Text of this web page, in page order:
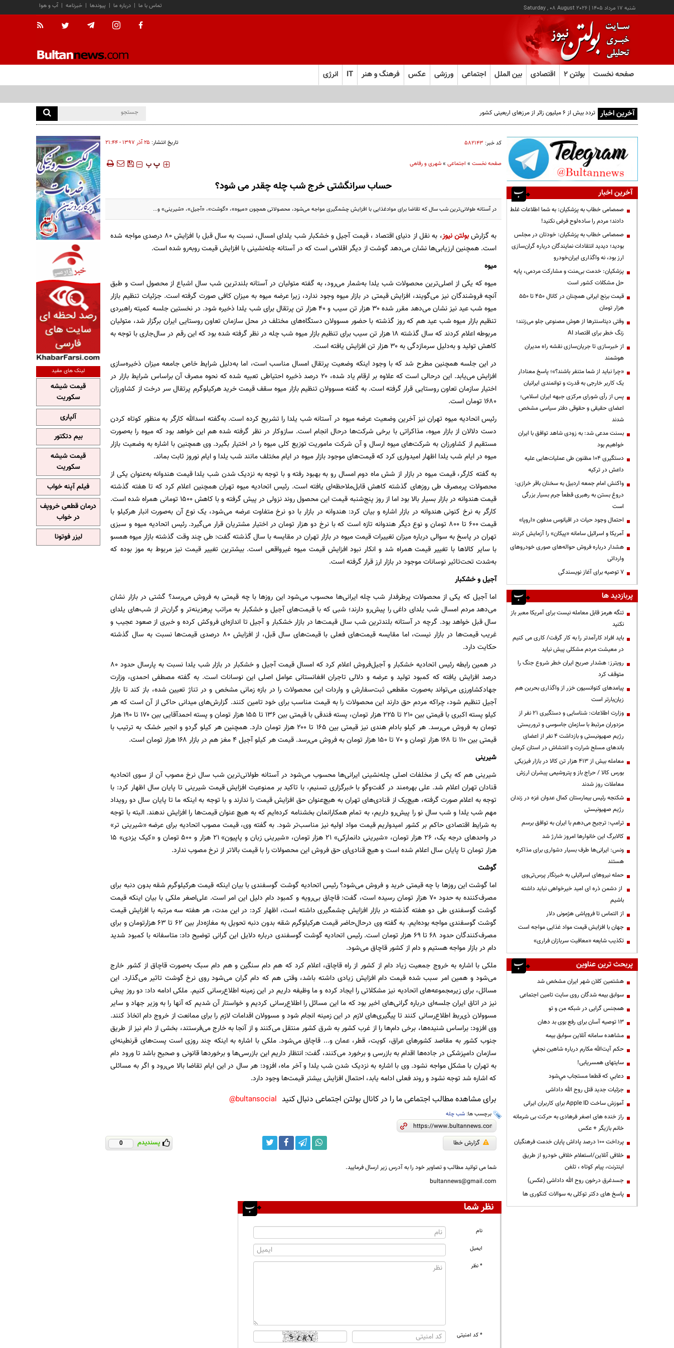
شنبه ۱۷ مرداد ۱۴۰۵ |
Saturday , 08 August 2026 آب و هوا | خبرنامه | پیوندها | درباره ما | تماس با ما
صفحه نخست بولتن ۲ اقتصادی بین الملل اجتماعی ورزشی عکس فرهنگ و هنر IT انرژی
آخرین اخبار تردد بیش از ۶ میلیون زائر از مرزهای اربعینی کشور
کد خبر: ۵۸۲۱۴۳ تاریخ انتشار: ۲۵ آذر ۱۳۹۷ - ۲۱:۴۴
صفحه نخست» اجتماعی»شهری و رفاهی ‍‍‍ پ پ
حساب سرانگشتی خرج شب چله چقدر می شود؟
در آستانه طولانی‌ترین شب سال که تقاضا برای موادغذایی با افزایش چشمگیری مواجه می‌شود، محصولاتی همچون «میوه»، «گوشت»، «آجیل»، «شیرینی» و...
به گزارشبولتن نیوز
، به نقل از دنیای اقتصاد ، قیمت آجیل و خشکبار شب یلدای امسال، نسبت به سال قبل با افزایش ۸۰ درصدی مواجه شده
است. همچنین ارزیابی‌ها نشان می‌دهد گوشت از دیگر اقلامی است که در آستانه چله‌نشینی با افزایش قیمت‌ روبه‌رو شده است.
میوه
میوه که یکی از اصلی‌ترین محصولات شب یلدا به‌شمار می‌رود، به گفته متولیان در آستانه بلندترین شب سال اشباع از محصول است و طبق
آنچه فروشندگان نیز می‌گویند، افزایش قیمتی در بازار میوه وجود ندارد، زیرا عرضه میوه به میزان کافی صورت گرفته است. جزئیات تنظیم بازار
میوه شب عید نیز نشان می‌دهد مقرر شده ۳۰ هزار تن سیب و ۴۰ هزار تن پرتقال برای شب یلدا ذخیره شود. در نخستین جلسه کمیته راهبردی
تنظیم بازار میوه شب عید هم که روز گذشته با حضور مسوولان دستگاه‌های مختلف در محل سازمان تعاون روستایی ایران برگزار شد، متولیان
مربوطه اعلام کردند که سال گذشته ۱۸ هزار تن سیب برای تنظیم بازار میوه شب چله در نظر گرفته شده بود که این رقم در سال‌جاری با توجه به
کاهش تولید و به‌دلیل سرمازدگی به ۳۰ هزار تن افزایش یافته است.
در این جلسه همچنین مطرح شد که با وجود اینکه وضعیت پرتقال امسال مناسب است، اما به‌دلیل شرایط خاص جامعه میزان ذخیره‌سازی
افزایش می‌یابد. این درحالی است که علاوه بر ارقام یاد شده، ۲۰ درصد ذخیره احتیاطی تعبیه شده که نحوه مصرف آن براساس شرایط بازار در
اختیار سازمان تعاون روستایی قرار گرفته است. به گفته مسوولان تنظیم بازار میوه سقف قیمت خرید هرکیلوگرم پرتقال سر درخت از کشاورزان
۱۶۸۰ تومان است.
رئیس اتحادیه میوه تهران نیز آخرین وضعیت عرضه میوه در آستانه شب یلدا را تشریح کرده است. به‌گفته اسدالله کارگر به منظور کوتاه کردن
دست دلالان از بازار میوه، مذاکراتی با برخی شرکت‌ها درحال انجام است. سازوکار در نظر گرفته شده هم این خواهد بود که میوه را به‌صورت
مستقیم از کشاورزان به شرکت‌های میوه ارسال و آن شرکت ماموریت توزیع کلی میوه را در اختیار بگیرد. وی همچنین با اشاره به وضعیت بازار
میوه در ایام شب یلدا اظهار امیدواری کرد که قیمت‌های موجود بازار میوه در ایام مختلف مانند شب یلدا و ایام نوروز ثابت بماند.
به‌ گفته کارگر، قیمت میوه در بازار از شش ماه دوم امسال رو به بهبود رفته و با توجه به نزدیک شدن شب یلدا قیمت هندوانه به‌عنوان یکی از
محصولات پرمصرف طی روزهای گذشته کاهش قابل‌ملاحظه‌ای یافته است. رئیس اتحادیه میوه تهران همچنین اعلام کرد که تا هفته گذشته
قیمت هندوانه در بازار بسیار بالا بود اما از روز پنج‌شنبه قیمت این محصول روند نزولی در پیش گرفته و با کاهش ۱۵۰۰ تومانی همراه شده است.
کارگر به نرخ کنونی هندوانه در بازار اشاره و بیان کرد: هندوانه در بازار با دو نرخ متفاوت عرضه می‌شود، یک نوع آن به‌صورت انبار هرکیلو با
قیمت ۶۰۰ تا ۸۰۰ تومان و نوع دیگر هندوانه تازه است که با نرخ دو هزار تومان در اختیار مشتریان قرار می‌گیرد. رئیس اتحادیه میوه و سبزی
تهران در پاسخ به سوالی درباره میزان تغییرات قیمت میوه در بازار تهران در مقایسه با سال گذشته گفت: طی چند وقت گذشته بازار میوه همسو
با سایر کالاها با تغییر قیمت همراه شد و انکار نبود افزایش قیمت میوه غیرواقعی است. بیشترین تغییر قیمت نیز مربوط به موز بوده که
به‌شدت تحت‌تاثیر نوسانات موجود در بازار ارز قرار گرفته است.
آجیل و خشکبار
اما آجیل که یکی از محصولات پرطرفدار شب چله ایرانی‌ها محسوب می‌شود این روزها با چه قیمتی به فروش می‌رسد؟ گشتی در بازار نشان
می‌دهد مردم امسال شب یلدای داغی را پیش‌رو دارند؛ شبی که با قیمت‌های آجیل و خشکبار به مراتب پرهزینه‌تر و گران‌تر از شب‌های یلدای
سال قبل خواهد بود. گرچه در آستانه بلندترین شب سال قیمت‌ها در بازار خشکبار و آجیل تا اندازه‌ای فروکش کرده و خبری از صعود عجیب و
غریب قیمت‌ها در بازار نیست، اما مقایسه قیمت‌های فعلی با قیمت‌های سال قبل، از افزایش ۸۰ درصدی قیمت‌ها نسبت به سال گذشته
حکایت دارد.
در همین رابطه رئیس اتحادیه خشکبار و آجیل‌فروش اعلام کرد که امسال قیمت آجیل و خشکبار در بازار شب یلدا نسبت به پارسال حدود ۸۰
درصد افزایش یافته که کمبود تولید و عرضه و دلالی تاجران افغانستانی عوامل اصلی این نوسانات است. به گفته مصطفی احمدی، وزارت
جهادکشاورزی می‌تواند به‌صورت مقطعی ثبت‌سفارش و واردات این محصولات را در بازه زمانی مشخص و در تناژ تعیین شده، باز کند تا بازار
آجیل تنظیم شود، چراکه مردم حق دارند این محصولات را به قیمت مناسب برای خود تامین کنند. گزارش‌های میدانی حاکی از آن است که هر
کیلو پسته اکبری با قیمتی بین ۲۱۰ تا ۲۲۵ هزار تومان، پسته فندقی با قیمتی بین ۱۳۶ تا ۱۵۵ هزار تومان و پسته احمدآقایی بین ۱۷۰ تا ۱۹۰ هزار
تومان به فروش می‌رسد. هر کیلو بادام هندی نیز قیمتی بین ۱۶۵ تا ۲۰۰ هزار تومان دارد. همچنین هر کیلو گردو و انجیر خشک به ترتیب با
قیمتی بین ۱۱۰ تا ۱۶۸ هزار تومان و ۷۰ تا ۱۵۰ هزار تومان به فروش می‌رسد. قیمت هر کیلو آجیل ۴ مغز هم در بازار ۱۶۸ هزار تومان است.
شیرینی
شیرینی هم که یکی از مخلفات اصلی چله‌نشینی ایرانی‌ها محسوب می‌شود در آستانه طولانی‌ترین شب سال نرخ مصوب آن از سوی اتحادیه
قنادان تهران اعلام شد. علی بهره‌مند در گفت‌وگو با خبرگزاری تسنیم، با تاکید بر ممنوعیت افزایش قیمت شیرینی تا پایان سال اظهار کرد: با
توجه به اعلام صورت گرفته، هیچ‌یک از قنادی‌های تهران به هیچ‌عنوان حق افزایش قیمت را ندارند و با توجه به اینکه ما تا پایان سال دو رویداد
مهم شب یلدا و شب سال نو را پیش‌رو داریم، به تمام همکارانمان بخشنامه کرده‌ایم که به هیچ عنوان قیمت‌ها را افزایش ندهند. البته با توجه
به شرایط اقتصادی حاکم بر کشور امیدواریم قیمت مواد اولیه نیز مناسب‌تر شود. به گفته وی، قیمت مصوب اتحادیه برای عرضه «شیرینی تر»
در واحدهای درجه یک، ۲۶ هزار تومان، «شیرینی دانمارکی» ۲۱ هزار تومان، «شیرینی زبان و پاپیون» ۲۱ هزار و ۵۰۰ تومان و «کیک یزدی» ۱۵
هزار تومان تا پایان سال اعلام شده است و هیچ قنادی‌ای حق فروش این محصولات را با قیمت بالاتر از نرخ مصوب ندارد.
گوشت
اما گوشت این روزها با چه قیمتی خرید و فروش می‌شود؟ رئیس اتحادیه گوشت گوسفندی با بیان اینکه قیمت هرکیلوگرم شقه بدون دنبه برای
مصرف‌کننده به حدود ۷۰ هزار تومان رسیده است، گفت: قاچاق بی‌رویه و کمبود دام دلیل این امر است. علی‌اصغر ملکی با بیان اینکه قیمت
گوشت گوسفندی طی دو هفته گذشته در بازار افزایش چشمگیری داشته است، اظهار کرد: در این مدت، هر هفته سه مرتبه با افزایش قیمت
گوشت گوسفندی مواجه بوده‌ایم. به‌ گفته وی درحال‌حاضر قیمت هرکیلوگرم شقه بدون دنبه تحویل به مغازه‌دار بین ۶۲ تا ۶۳ هزارتومان و برای
مصرف‌کنندگان حدود ۶۸ تا ۶۹ هزار تومان است. رئیس اتحادیه گوشت گوسفندی درباره دلایل این گرانی توضیح داد: متاسفانه با کمبود شدید
دام در بازار مواجه هستیم و دام از کشور قاچاق می‌شود.
ملکی با اشاره به خروج جمعیت زیاد دام از کشور از راه قاچاق، اعلام کرد که هم دام سنگین و هم دام سبک به‌صورت قاچاق از کشور خارج
می‌شود و همین امر سبب شده قیمت دام افزایش زیادی داشته باشد، وقتی هم که دام گران می‌شود روی نرخ گوشت تاثیر می‌گذارد. این
مسائل، برای زیرمجموعه‌های اتحادیه نیز مشکلاتی را ایجاد کرده و ما وظیفه داریم در این زمینه اطلاع‌رسانی کنیم. ملکی ادامه داد: دو روز پیش
نیز در اتاق ایران جلسه‌ای درباره گرانی‌های اخیر بود که ما این مسائل را اطلاع‌رسانی کردیم و خواستار آن شدیم که آنها را به وزیر جهاد و سایر
مسوولان ذی‌ربط اطلاع‌رسانی کنند تا پیگیری‌های لازم در این زمینه انجام شود و مسوولان اقدامات لازم را برای ممانعت از خروج دام اتخاذ کنند.
وی افزود: براساس شنیده‌ها، برخی دام‌ها را از غرب کشور به شرق کشور منتقل می‌کنند و از آنجا به خارج می‌فرستند، بخشی از دام نیز از طریق
جنوب کشور به مقاصد کشورهای عراق، کویت، قطر، عمان و... قاچاق می‌شود. ملکی با اشاره به اینکه چند روزی است پست‌های قرنطینه‌ای
سازمان دامپزشکی در جاده‌ها اقدام به بازرسی و برخورد می‌کنند، گفت: انتظار داریم این بازرسی‌ها و برخوردها قانونی و صحیح باشد تا ورود دام
به تهران با مشکل مواجه نشود. وی با اشاره به نزدیک شدن شب یلدا و آخر ماه، افزود: هر سال در این ایام تقاضا بالا می‌رود و اگر به مسائلی
که اشاره شد توجه نشود و روند فعلی ادامه یابد، احتمال افزایش بیشتر قیمت‌ها وجود دارد.
برای مشاهده مطالب اجتماعی ما را در کانال بولتن اجتماعی دنبال کنید bultansocial@
برچسب ها: شب چله
گزارش خطا پسندیدم 0
شما می توانید مطالب و تصاویر خود را به آدرس زیر ارسال فرمایید.
bultannews@gmail.com
نظر شما
نام
ایمیل
* نظر
* کد امنیتی
آخرین اخبار
صمصامی خطاب به پزشکیان: به شما اطلاعات غلط
دادند؛ مردم را ساده‌لوح فرض نکنید!
صمصامی خطاب به پزشکیان: خودتان در مجلس
بودید؛ دیدید انتقادات نمایندگان درباره گران‌سازی
ارز بود، نه واگذاری ایران‌خودرو
پزشکیان: خدمت بی‌منت و مشارکت مردمی، پایه
حل مشکلات کشور است
قیمت‌ برنج ایرانی همچنان در کانال ۴۵۰ تا ۵۵۰
هزار تومان
وقتی دیتاسنترها از هوش مصنوعی جلو می‌زنند؛
زنگ خطر برای اقتصاد AI
از خبرسازی تا جریان‌سازی نقشه راه مدیران
هوشمند
«چرا نباید از شما متنفر باشند؟»؛ پاسخ معنادار
یک کاربر خارجی به قدرت و توانمندی ایرانیان
پس از رأی شورای مرکزی جبهه ایران اسلامی؛
اعضای حقیقی و حقوقی دفتر سیاسی مشخص
شدند
بسنت مدعی شد: به زودی شاهد توافق با ایران
خواهیم بود
دستگیری ۱۰۴ مظنون طی عملیات‌هایی علیه
داعش در ترکیه
واکنش امام جمعه اردبیل به سخنان باقر خرازی:
دروغ بستن به رهبری قطعاً جرم بسیار بزرگی
است
احتمال وجود حیات در اقیانوس مدفون «اروپا»
آمریکا و اسرائیل سامانه «پیکان» را آزمایش کردند
هشدار درباره فروش حواله‌های صوری خودروهای
وارداتی
۷ توصیه برای آغاز نویسندگی
پربازدید ها
تنگه هرمز قابل معامله نیست برای آمریکا معبر باز
نکنید
باید افراد کارآمدتر را به کار گرفت/ کاری می کنیم
در معیشت مردم مشکلی پیش نیاید
رویترز: هشدار صریح ایران خطر شروع جنگ را
متوقف کرد
پیامدهای کنوانسیون خزر از واگذاری بحرین هم
زیان‌بارتر است
وزارت اطلاعات: شناسایی و دستگیری ۲۱ نفر از
مزدوران مرتبط با سازمان جاسوسی و تروریستی
رژیم صهیونیستی و بازداشت ۴ نفر از اعضای
باندهای مسلح شرارت و اغتشاش در استان کرمان
معامله بیش از ۴۱۳ هزار تن کالا در بازار فیزیکی
بورس کالا / حراج باز و پتروشیمی پیشران ارزش
معاملات روز شدند
شکنجه رئیس بیمارستان کمال عدوان غزه در زندان
رژیم صهیونیستی
ترامپ: ترجیح می‌دهم با ایران به توافق برسم
کالابرگ این خانوارها امروز شارژ شد
ونس: ایرانی‌ها طرف بسیار دشواری برای مذاکره
هستند
حمله نیروهای اسرائیلی به خبرنگار پرس‌تی‌وی
از دشمن ذره ای امید خیرخواهی نباید داشته
باشیم
از التماس تا فروپاشی هژمونی دلار
جهان با افزایش قیمت مواد غذایی مواجه است
تکذیب شایعه «معافیت سربازان فراری»
پربحث ترین عناوین
هشتمین کلان شهر ایران مشخص شد
سوابق بیمه شدگان روی سایت تامین اجتماعی
همجنس گرایی در شبکه من و تو
13 توصیه آسان برای رفع بوی بد دهان
مشاهده سامانه آنلاين سوابق بیمه
حكم آيت‌الله مكارم درباره شاهين نجفي
سایتهای همسریابی!
دعايي كه قطعا مستجاب مي‌شود
جزئیات جدید قتل روح الله داداشی
آموزش ساخت Apple ID برای کاربران ایرانی
راز خنده های اصغر فرهادی به حرکت بی شرمانه
خانم بازیگر + عکس
پرداخت ۱۰۰ درصد پاداش پایان خدمت فرهنگیان
خلافی آنلاین/استعلام خلافی خودرو از طریق
اینترنت، پیام کوتاه ، تلفن
جسدغرق درخون روح الله داداشی (عکس)
پاسخ های دکتر توکلی به سوالات کنکوری ها
لینک های مفید
قیمت شیشه
سکوریت
آلپاری
بیم دتکتور
قیمت شیشه
سکوریت
فیلم آپنه خواب
درمان قطعی خروپف
در خواب
لیزر فوتونا